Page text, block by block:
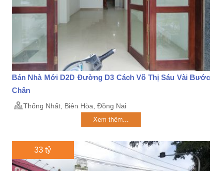
Bán Nhà Mới D2D Đường D3 Cách Võ Thị Sáu Vài Bước
Chân
Thống Nhất, Biên Hòa, Đồng Nai
Xem thêm...
33 tỷ